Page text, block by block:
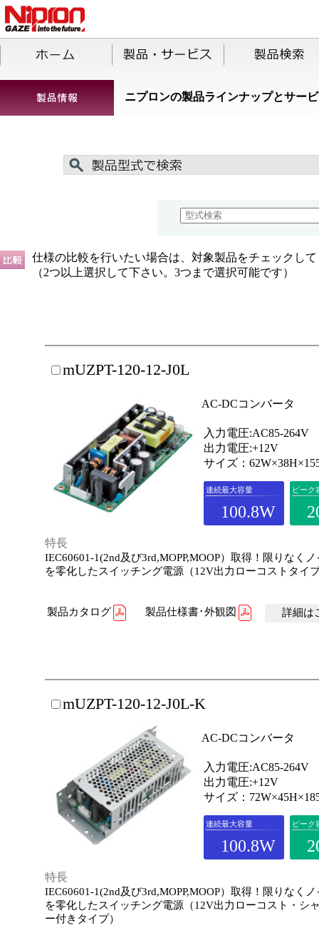
ニプロンの製品ラインナップとサー
仕様の比較を行いたい場合は、対象製品をチェックし
（2つ以上選択して下さい。3つまで選択可能です）
mUZPT-120-12-J0L
AC-DCコンバータ
入力電圧:AC85-264V
出力電圧:+12V
サイズ：
連続最大容量
100.8W
ピーク
特長
IEC60601-1(2nd及び3rd,MOPP,MOOP）取得！限りなく
を零化したスイッチング電源（12V出力ローコストタイ
製品カタログ 製品仕様書･外観図 詳細は
mUZPT-120-12-J0L-K
AC-DCコンバータ
入力電圧:AC85-264V
出力電圧:+12V
サイズ：
連続最大容量
100.8W
ピーク
特長
IEC60601-1(2nd及び3rd,MOPP,MOOP）取得！限りなく
を零化したスイッチング電源（12V出力ローコスト・シ
ー付きタイプ）